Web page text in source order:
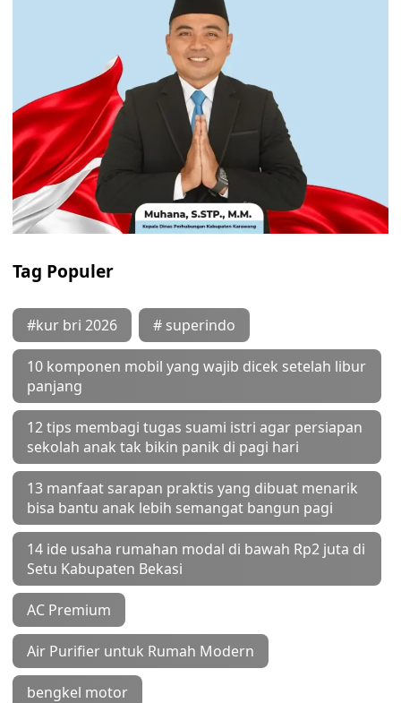
Tag Populer
#kur bri 2026 # superindo
10 komponen mobil yang wajib dicek setelah libur
panjang
12 tips membagi tugas suami istri agar persiapan
sekolah anak tak bikin panik di pagi hari
13 manfaat sarapan praktis yang dibuat menarik
bisa bantu anak lebih semangat bangun pagi
14 ide usaha rumahan modal di bawah Rp2 juta di
Setu Kabupaten Bekasi
AC Premium
Air Purifier untuk Rumah Modern
bengkel motor